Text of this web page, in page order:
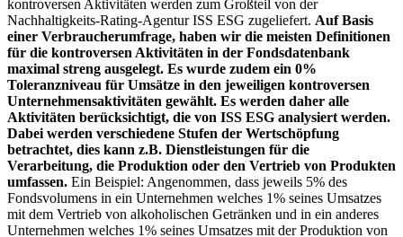
kontroversen Aktivitäten werden zum Großteil von der
Nachhaltigkeits-Rating-Agentur ISS ESG zugeliefert. Auf Basis
einer Verbraucherumfrage, haben wir die meisten Definitionen
für die kontroversen Aktivitäten in der Fondsdatenbank
maximal streng ausgelegt. Es wurde zudem ein 0%
Toleranzniveau für Umsätze in den jeweiligen kontroversen
Unternehmensaktivitäten gewählt. Es werden daher alle
Aktivitäten berücksichtigt, die von ISS ESG analysiert werden.
Dabei werden verschiedene Stufen der Wertschöpfung
betrachtet, dies kann z.B. Dienstleistungen für die
Verarbeitung, die Produktion oder den Vertrieb von Produkten
umfassen. Ein Beispiel: Angenommen, dass jeweils 5% des
Fondsvolumens in ein Unternehmen welches 1% seines Umsatzes
mit dem Vertrieb von alkoholischen Getränken und in ein anderes
Unternehmen welches 1% seines Umsatzes mit der Produktion von